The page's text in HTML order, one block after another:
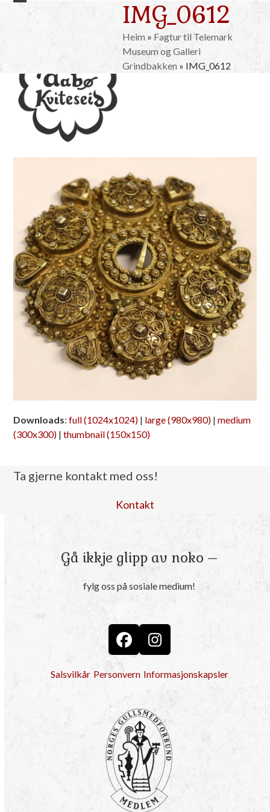
Skip
Open
menu
Close
menu
IMG_0612
Heim » Fagtur til Telemark
Museum og Galleri
Grindbakken» IMG_0612
Downloads:full (1024x1024) | large (980x980) |medium
(300x300) |thumbnail (150x150)
Ta gjerne kontakt med oss!
Kontakt
Gå ikkje glipp av noko –
fylg oss på sosiale medium!
FacebookInstagram
Salsvilkår Personvern Informasjonskapsler